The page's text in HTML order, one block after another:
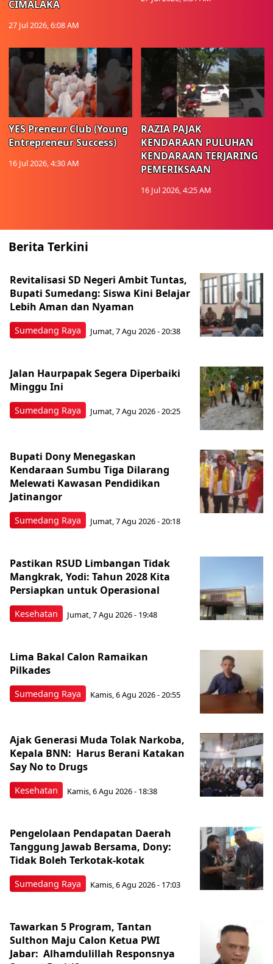
CIMALAKA
27 Jul 2026, 6:08 AM
YES Preneur Club (Young
Entrepreneur Success)
16 Jul 2026, 4:30 AM
RAZIA PAJAK
KENDARAAN PULUHAN
KENDARAAN TERJARING
PEMERIKSAAN
16 Jul 2026, 4:25 AM
Berita Terkini
Sumedang Raya
Revitalisasi SD Negeri Ambit Tuntas,
Bupati Sumedang: Siswa Kini Belajar
Lebih Aman dan Nyaman
Jumat, 7 Agu 2026 - 20:38
Sumedang Raya
Jalan Haurpapak Segera Diperbaiki
Minggu Ini
Jumat, 7 Agu 2026 - 20:25
Sumedang Raya
Bupati Dony Menegaskan
Kendaraan Sumbu Tiga Dilarang
Melewati Kawasan Pendidikan
Jatinangor
Jumat, 7 Agu 2026 - 20:18
Kesehatan
Pastikan RSUD Limbangan Tidak
Mangkrak, Yodi: Tahun 2028 Kita
Persiapkan untuk Operasional
Jumat, 7 Agu 2026 - 19:48
Sumedang Raya
Lima Bakal Calon Ramaikan
Pilkades
Kamis, 6 Agu 2026 - 20:55
Kesehatan
Ajak Generasi Muda Tolak Narkoba,
Kepala BNN: Harus Berani Katakan
Say No to Drugs
Kamis, 6 Agu 2026 - 18:38
Sumedang Raya
Pengelolaan Pendapatan Daerah
Tanggung Jawab Bersama, Dony:
Tidak Boleh Terkotak-kotak
Kamis, 6 Agu 2026 - 17:03
Tawarkan 5 Program, Tantan
Sulthon Maju Calon Ketua PWI
Jabar: Alhamdulillah Responsnya